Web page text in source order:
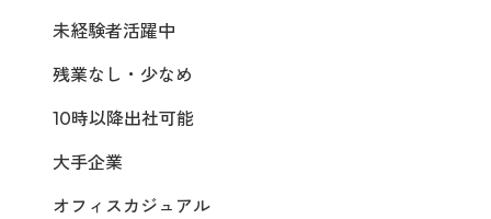
未経験者活躍中
残業なし・少なめ
10時以降出社可能
大手企業
オフィスカジュアル